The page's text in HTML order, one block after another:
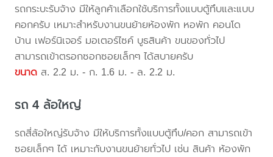
รถกระบะรับจ้าง มีให้ลูกค้าเลือกใช้บริการทั้งแบบตู้ทึบและแบบ
คอกครับ เหมาะสำหรับงานขนย้ายห้องพัก หอพัก คอนโด
บ้าน เฟอร์นิเจอร์ มอเตอร์ไซค์ บูธสินค้า ขนของทั่วไป
สามารถเข้าตรอกซอกซอยเล็กๆ ได้สบายครับ
ขนาด ส. 2.2 ม. - ก. 1.6 ม. - ล. 2.2 ม.
รถ 4 ล้อใหญ่
รถสี่ล้อใหญ่รับจ้าง มีให้บริการทั้งแบบตู้ทึบ/คอก สามารถเข้า
ซอยเล็กๆ ได้ เหมาะกับงานขนย้ายทั่วไป เช่น สินค้า ห้องพัก